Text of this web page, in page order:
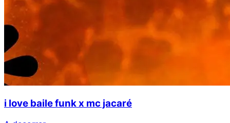
i love baile funk x mc jacaré